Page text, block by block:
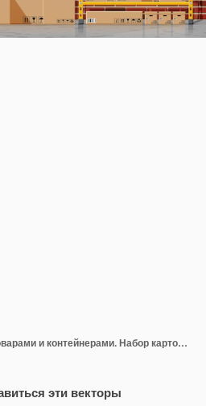
Интерьер склада с товарами и контейнерами. Набор картонных коробок. Упаковка для доставки картона. Открытая и закрытая коробка с хрупкими знаками. Векторная иллюстрация в плоском стиле.
эти векторы